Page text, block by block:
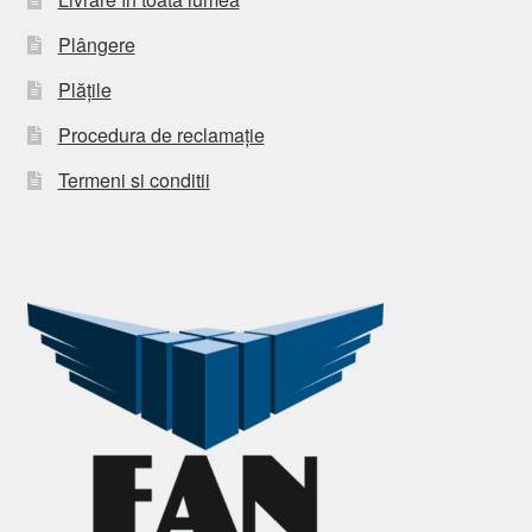
Plângere
Plățile
Procedura de reclamație
Termeni si conditii